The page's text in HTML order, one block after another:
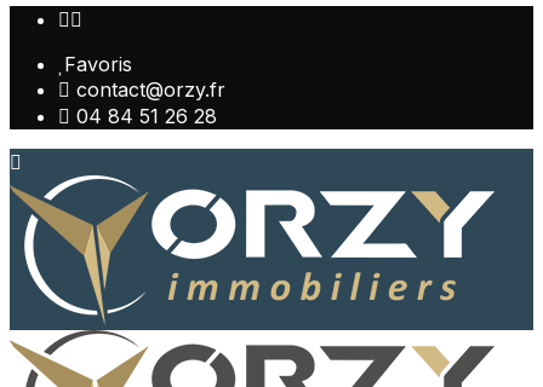
Favoris
contact@orzy.fr
04 84 51 26 28